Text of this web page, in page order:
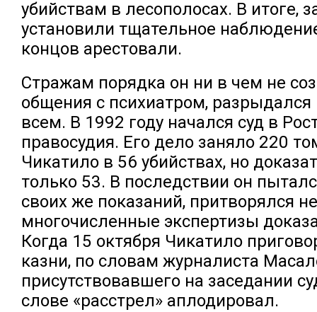
убийствам в лесополосах. В итоге,
установили тщательное
концов арестовали.
Стражам порядка он ни в чем не
общения с психиатром, разрыдался
всем. В 1992 году начался суд в
правосудия. Его дело заняло 220
Чикатило в 56 убийствах, но
только 53. В последствии он
своих же показаний, притворялся
многочисленные экспертизы
Когда 15 октября Чикатило
казни, по словам журналиста
присутствовавшего на заседании
слове «расстрел» аплодировал.